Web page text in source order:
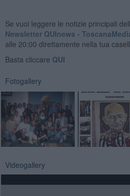
Se vuoi leggere le notizie principali
Newsletter QUInews -
alle 20:00 direttamente nella tua
Basta cliccare QUI
Fotogallery
Videogallery